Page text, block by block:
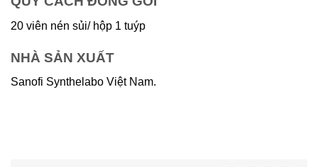
20 viên nén sủi/ hộp 1 tuýp
NHÀ SẢN XUẤT
Sanofi Synthelabo Việt Nam.